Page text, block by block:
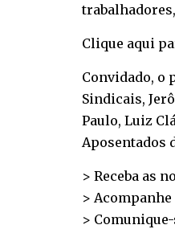
Clique aqui
Convidado, o
Sindicais,
Paulo, Luiz
Aposentados
> Receba as
>
>